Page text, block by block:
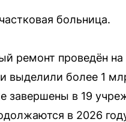
больница.
ремонт проведён на
выделили более 1
завершены в 19
в 2026